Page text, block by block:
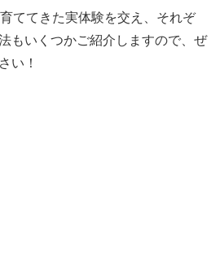
ててきた実体験を交え、それぞ
もいくつかご紹介しますので、ぜ
い！